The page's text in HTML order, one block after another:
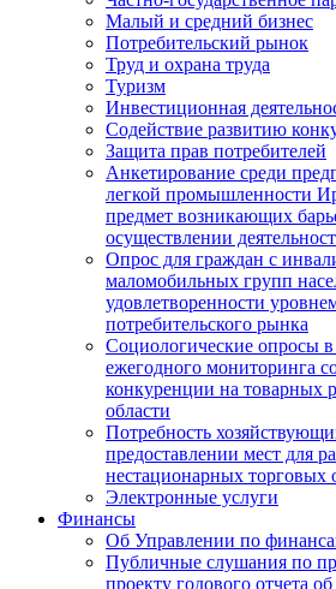
Малый и средний бизнес
Потребительский рынок
Труд и охрана труда
Туризм
Инвестиционная
Содействие развитию
Защита прав потребителей
Анкетирование среди
легкой промышленности
предмет возникающих
осуществлении
Опрос для граждан с
маломобильных групп
удовлетворенности
потребительского рынка
Социологические опросы
ежегодного мониторинга
конкуренции на товарных
области
Потребность
предоставлении мест для
нестационарных торговых
Электронные услуги
Финансы
Об Управлении по
Публичные слушания по
проекту годового отчета